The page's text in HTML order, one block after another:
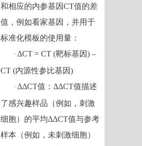
和相应的内参基因CT值的差
值，例如看家基因，并用于
标准化模板的使用量：
· ΔCT = CT (靶标基因) –
CT (内源性参比基因)
· ΔΔCT值： ΔΔCT值描述
了感兴趣样品（例如，刺激
细胞）的平均ΔΔCT值与参考
样本（例如，未刺激细胞）